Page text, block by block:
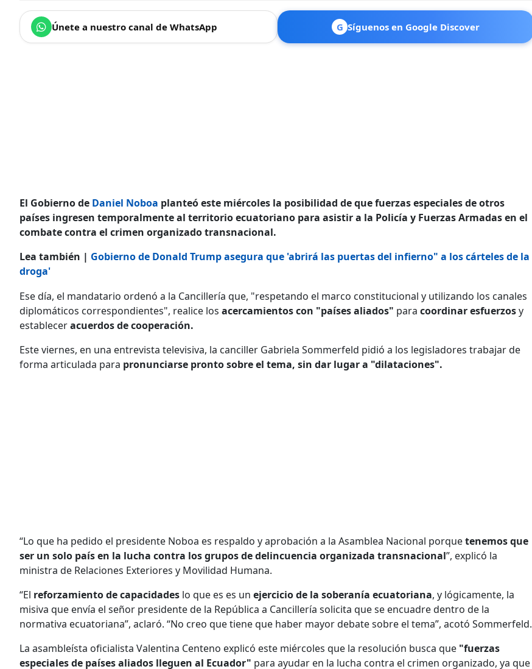
Únete a nuestro canal de WhatsApp G Síguenos en Google Discover
El Gobierno de Daniel Noboa planteó este miércoles la posibilidad de que fuerzas especiales de otros
países ingresen temporalmente al territorio ecuatoriano para asistir a la Policía y Fuerzas Armadas en el
combate contra el crimen organizado transnacional.
Lea también | Gobierno de Donald Trump asegura que 'abrirá las puertas del infierno" a los cárteles de la
droga'
Ese día, el mandatario ordenó a la Cancillería que, "respetando el marco constitucional y utilizando los canales
diplomáticos correspondientes", realice los acercamientos con "países aliados" para coordinar esfuerzosy
estableceracuerdos de cooperación.
Este viernes, en una entrevista televisiva, la canciller Gabriela Sommerfeld pidió a los legisladores trabajar de
forma articulada para pronunciarse pronto sobre el tema, sin dar lugar a "dilataciones".
“Lo que ha pedido el presidente Noboa es respaldo y aprobación a la Asamblea Nacional porquetenemos que
ser un solo país en la lucha contra los grupos de delincuencia organizada transnacional”, explicó la
ministra de Relaciones Exteriores y Movilidad Humana.
“El reforzamiento de capacidades lo que es es un ejercicio de la soberanía ecuatoriana, y lógicamente, la
misiva que envía el señor presidente de la República a Cancillería solicita que se encuadre dentro de la
normativa ecuatoriana”, aclaró. “No creo que tiene que haber mayor debate sobre el tema”, acotó Sommerfeld.
La asambleísta oficialista Valentina Centeno explicó este miércoles que la resolución busca que "fuerzas
especiales de países aliados lleguen al Ecuador" para ayudar en la lucha contra el crimen organizado, ya que